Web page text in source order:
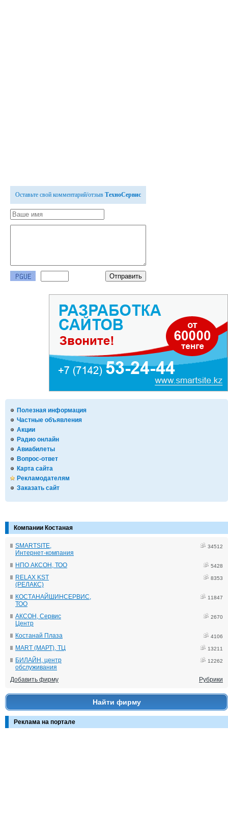
Полезная информация
Частные объявления
Акции
Радио онлайн
Авиабилеты
Вопрос-ответ
Карта сайта
Рекламодателям
Заказать сайт
Компании Костаная
SMARTSITE,
Интернет-компания
34512
НПО АКСОН, ТОО 5428
RELAX KST
(РЕЛАКС)
8353
КОСТАНАЙШИНСЕРВИС,
ТОО
11847
АКСОН, Сервис
Центр
2670
Костанай Плаза 4106
MART (МАРТ), ТЦ 13211
БИЛАЙН, центр
обслуживания
12262
Добавить фирму Рубрики
Найти фирму
Реклама на портале
Оставьте свой комментарий/отзыв ТехноСервис